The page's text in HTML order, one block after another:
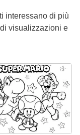
interessano di più
visualizzazioni e